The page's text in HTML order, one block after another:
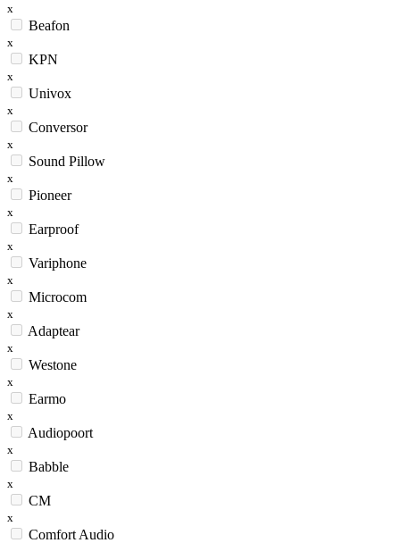
x
Beafon
x
KPN
x
Univox
x
Conversor
x
Sound Pillow
x
Pioneer
x
Earproof
x
Variphone
x
Microcom
x
Adaptear
x
Westone
x
Earmo
x
Audiopoort
x
Babble
x
CM
x
Comfort Audio